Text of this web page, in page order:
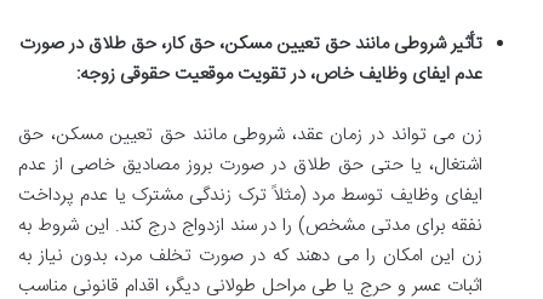
تأثیر شروطی مانند حق تعیین مسکن، حق کار، حق طلاق در صورت
عدم ایفای وظایف خاص، در تقویت موقعیت حقوقی زوجه:
زن می تواند در زمان عقد، شروطی مانند حق تعیین مسکن، حق
اشتغال، یا حتی حق طلاق در صورت بروز مصادیق خاصی از عدم
ایفای وظایف توسط مرد (مثلاً ترک زندگی مشترک یا عدم پرداخت
نفقه برای مدتی مشخص) را در سند ازدواج درج کند. این شروط به
زن این امکان را می دهند که در صورت تخلف مرد، بدون نیاز به
اثبات عسر و حرج یا طی مراحل طولانی دیگر، اقدام قانونی مناسب